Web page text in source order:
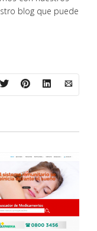
blog que puede